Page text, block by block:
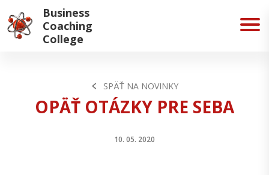
Business
Coaching
College
SPÄŤ NA NOVINKY
OPÄŤ OTÁZKY PRE SEBA
10. 05. 2020